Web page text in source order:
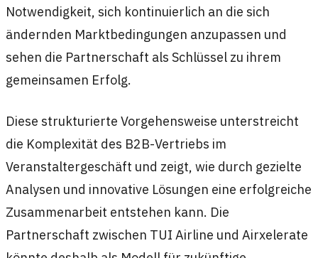
Notwendigkeit, sich kontinuierlich an die sich
ändernden Marktbedingungen anzupassen und
sehen die Partnerschaft als Schlüssel zu ihrem
gemeinsamen Erfolg.
Diese strukturierte Vorgehensweise unterstreicht
die Komplexität des B2B-Vertriebs im
Veranstaltergeschäft und zeigt, wie durch gezielte
Analysen und innovative Lösungen eine erfolgreiche
Zusammenarbeit entstehen kann. Die
Partnerschaft zwischen TUI Airline und Airxelerate